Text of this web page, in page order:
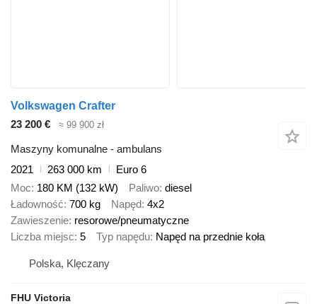
Volkswagen Crafter
23 200 €
≈ 99 900 zł
Maszyny komunalne - ambulans
2021
263 000 km
Euro 6
Moc 180 KM (132 kW) Paliwo diesel
Ładowność 700 kg Napęd 4x2
Zawieszenie resorowe/pneumatyczne
Liczba miejsc 5 Typ napędu Napęd na przednie koła
Polska, Klęczany
FHU Victoria